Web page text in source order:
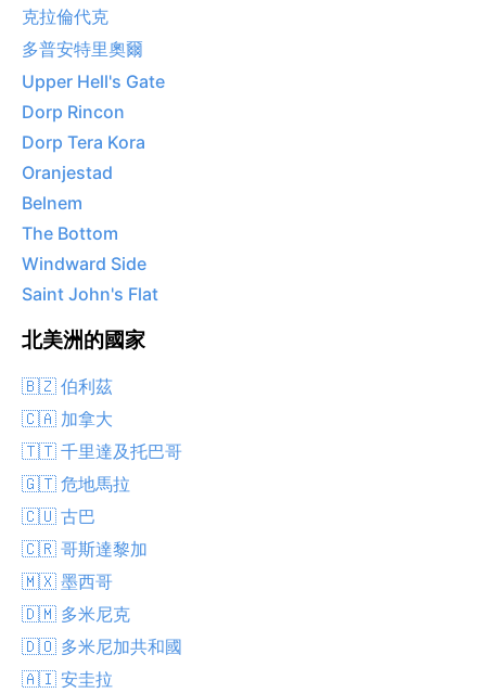
克拉倫代克
多普安特里奧爾
Upper Hell's Gate
Dorp Rincon
Dorp Tera Kora
Oranjestad
Belnem
The Bottom
Windward Side
Saint John's Flat
北美洲的國家
🇧🇿 伯利茲
🇨🇦 加拿大
🇹🇹 千里達及托巴哥
🇬🇹 危地馬拉
🇨🇺 古巴
🇨🇷 哥斯達黎加
🇲🇽 墨西哥
🇩🇲 多米尼克
🇩🇴 多米尼加共和國
🇦🇮 安圭拉